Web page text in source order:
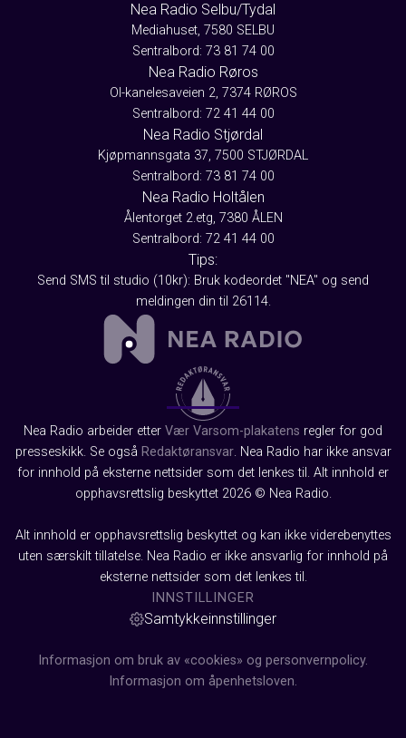
Nea Radio Selbu/Tydal
Mediahuset, 7580 SELBU
Sentralbord: 73 81 74 00
Nea Radio Røros
Ol-kanelesaveien 2, 7374 RØROS
Sentralbord: 72 41 44 00
Nea Radio Stjørdal
Kjøpmannsgata 37, 7500 STJØRDAL
Sentralbord: 73 81 74 00
Nea Radio Holtålen
Ålentorget 2.etg, 7380 ÅLEN
Sentralbord: 72 41 44 00
Tips:
Send SMS til studio (10kr): Bruk kodeordet "NEA" og send
meldingen din til 26114.
Nea Radio arbeider etter Vær Varsom-plakatens regler for god
presseskikk. Se også Redaktøransvar. Nea Radio har ikke ansvar
for innhold på eksterne nettsider som det lenkes til. Alt innhold er
opphavsrettslig beskyttet 2026 © Nea Radio.
Alt innhold er opphavsrettslig beskyttet og kan ikke viderebenyttes
uten særskilt tillatelse. Nea Radio er ikke ansvarlig for innhold på
eksterne nettsider som det lenkes til.
INNSTILLINGER
Samtykkeinnstillinger
Informasjon om bruk av «cookies» og personvernpolicy.
Informasjon om åpenhetsloven.